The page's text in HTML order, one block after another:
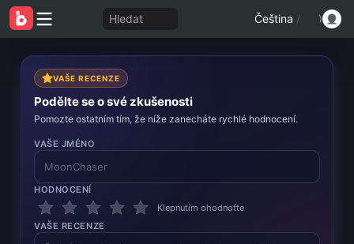
Hledat Čeština /
VAŠE RECENZE
Podělte se o své zkušenosti
Pomozte ostatním tím, že níže zanecháte rychlé hodnocení.
VAŠE JMÉNO
HODNOCENÍ
Klepnutím ohodnoťte
VAŠE RECENZE